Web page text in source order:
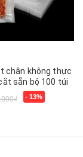
chân không thực
sẵn bộ 100 túi
- 13%